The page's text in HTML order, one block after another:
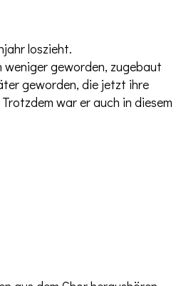
loszieht.
weniger geworden, zugebaut
geworden, die jetzt ihre
war er auch in diesem